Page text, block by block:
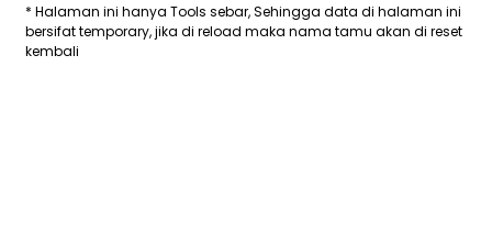
* Halaman ini hanya Tools sebar, Sehingga data di halaman ini
bersifat temporary, jika di reload maka nama tamu akan di reset
kembali